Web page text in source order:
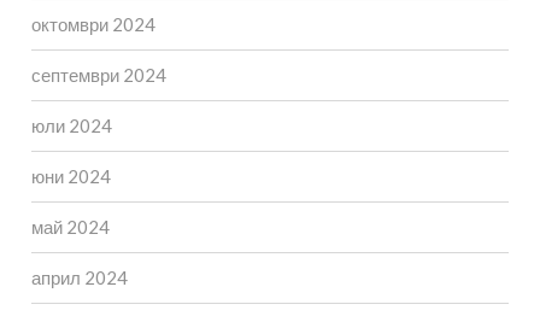
октомври 2024
септември 2024
юли 2024
юни 2024
май 2024
април 2024